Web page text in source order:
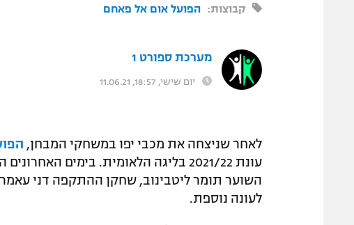
קבוצות: הפועל אום אל פאחם
מערכת ספורט 1
יום שישי, 18:57, 11.06.21
לאחר שניצחה את מכבי יפו במשחקי המבחן,
עונת 2021/22 בליגה הלאומית. בימים
השוער תומר ליטבינוב, שחקן ההתקפה דני עאמר
לעונה נוספת.